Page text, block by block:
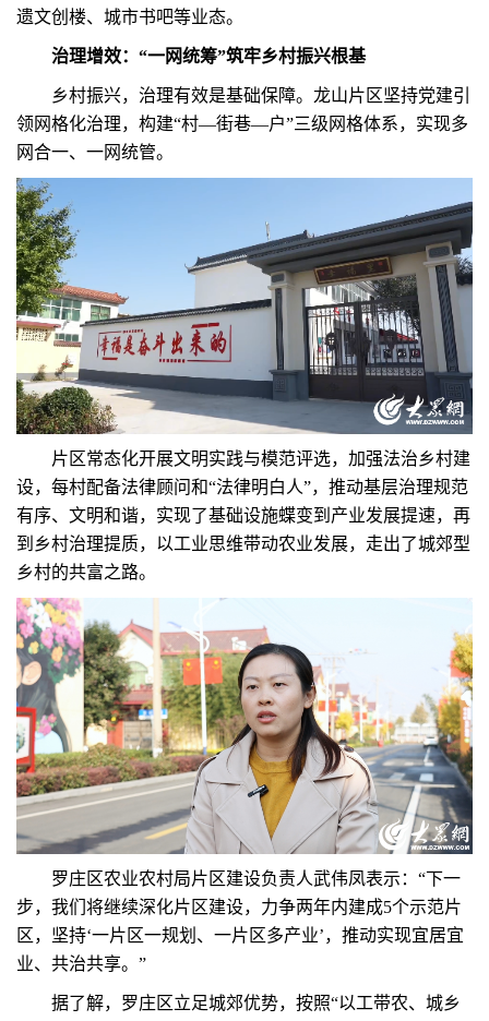
遗文创楼、城市书吧等业态。
治理增效：“一网统筹”筑牢乡村振兴根基
乡村振兴，治理有效是基础保障。龙山片区坚持党建引
领网格化治理，构建“村—街巷—户”三级网格体系，实现多
网合一、一网统管。
片区常态化开展文明实践与模范评选，加强法治乡村建
设，每村配备法律顾问和“法律明白人”，推动基层治理规范
有序、文明和谐，实现了基础设施蝶变到产业发展提速，再
到乡村治理提质，以工业思维带动农业发展，走出了城郊型
乡村的共富之路。
罗庄区农业农村局片区建设负责人武伟凤表示：“下一
步，我们将继续深化片区建设，力争两年内建成5个示范片
区，坚持‘一片区一规划、一片区多产业’，推动实现宜居宜
业、共治共享。”
据了解，罗庄区立足城郊优势，按照“以工带农、城乡